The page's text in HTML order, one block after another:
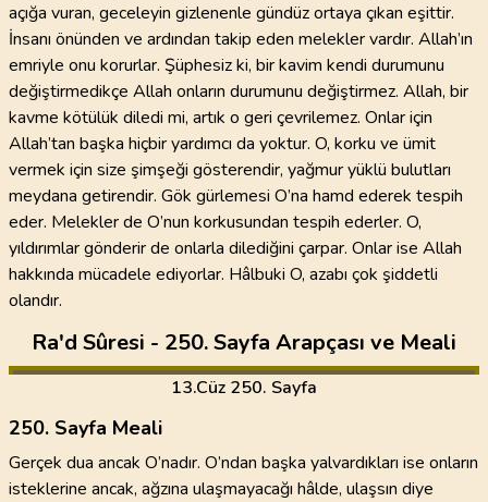
açığa vuran, geceleyin gizlenenle gündüz ortaya çıkan eşittir.
İnsanı önünden ve ardından takip eden melekler vardır. Allah’ın
emriyle onu korurlar. Şüphesiz ki, bir kavim kendi durumunu
değiştirmedikçe Allah onların durumunu değiştirmez. Allah, bir
kavme kötülük diledi mi, artık o geri çevrilemez. Onlar için
Allah’tan başka hiçbir yardımcı da yoktur. O, korku ve ümit
vermek için size şimşeği gösterendir, yağmur yüklü bulutları
meydana getirendir. Gök gürlemesi O’na hamd ederek tespih
eder. Melekler de O’nun korkusundan tespih ederler. O,
yıldırımlar gönderir de onlarla dilediğini çarpar. Onlar ise Allah
hakkında mücadele ediyorlar. Hâlbuki O, azabı çok şiddetli
olandır.
Ra'd Sûresi - 250. Sayfa Arapçası ve Meali
13.Cüz 250. Sayfa
250. Sayfa Meali
Gerçek dua ancak O’nadır. O’ndan başka yalvardıkları ise onların
isteklerine ancak, ağzına ulaşmayacağı hâlde, ulaşsın diye